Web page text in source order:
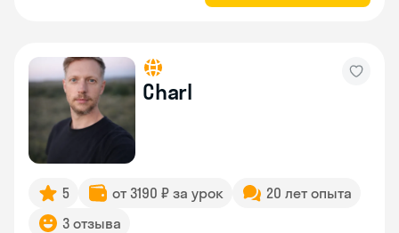
Charl
5 от 3190 ₽ за урок
20 лет опыта
3 отзыва